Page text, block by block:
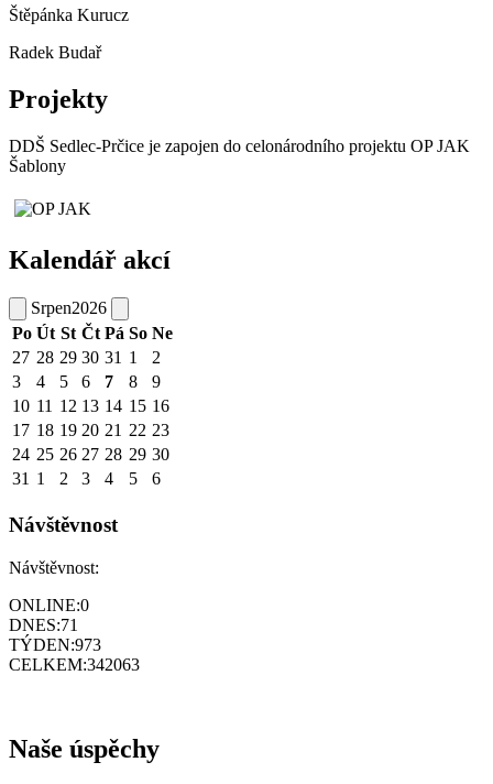
Štěpánka Kurucz
Radek Budař
Projekty
DDŠ Sedlec-Prčice je zapojen do celonárodního projektu OP JAK
Šablony
Kalendář akcí
Srpen2026
Po Út St Čt Pá So Ne
27 28 29 30 31 1
2
3
4 5 6 7 8
9
10 11 12 13 14 15 16
17 18 19 20 21 22 23
24 25 26 27 28 29 30
31 1 2 3 4 5 6
Návštěvnost
Návštěvnost:
ONLINE:0
DNES:71
TÝDEN:973
CELKEM:342063
Naše úspěchy